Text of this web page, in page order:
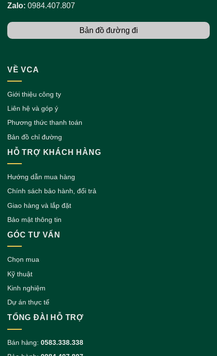
Zalo: 0984.407.807
Bản đồ đường đi
VỀ VCA
Giới thiệu công ty
Liên hệ và góp ý
Phương thức thanh toán
Bản đồ chỉ đường
HỖ TRỢ KHÁCH HÀNG
Hướng dẫn mua hàng
Chính sách bảo hành, đổi trả
Giao hàng và lắp đặt
Bảo mật thông tin
GÓC TƯ VẤN
Chọn mua
Kỹ thuật
Kinh nghiệm
Dự án thực tế
TỔNG ĐÀI HỖ TRỢ
Bán hàng: 0583.338.338